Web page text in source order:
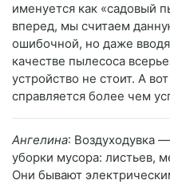
именуется как «садовый
вперед, мы считаем
ошибочной, но даже
качестве пылесоса
устройство не стоит. А
справляется более чем
Ангелина: Воздуходувка
уборки мусора: листьев,
Они бывают